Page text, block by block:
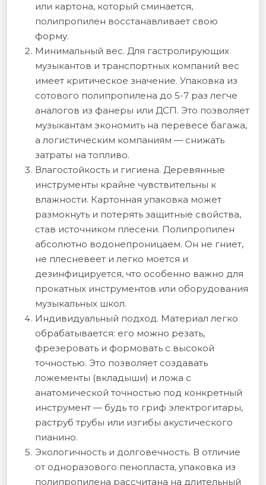
или картона, который сминается,
полипропилен восстанавливает свою
форму.
Минимальный вес. Для гастролирующих
музыкантов и транспортных компаний вес
имеет критическое значение. Упаковка из
сотового полипропилена до 5-7 раз легче
аналогов из фанеры или ДСП. Это позволяет
музыкантам экономить на перевесе багажа,
а логистическим компаниям — снижать
затраты на топливо.
Влагостойкость и гигиена. Деревянные
инструменты крайне чувствительны к
влажности. Картонная упаковка может
размокнуть и потерять защитные свойства,
став источником плесени. Полипропилен
абсолютно водонепроницаем. Он не гниет,
не плесневеет и легко моется и
дезинфицируется, что особенно важно для
прокатных инструментов или оборудования
музыкальных школ.
Индивидуальный подход. Материал легко
обрабатывается: его можно резать,
фрезеровать и формовать с высокой
точностью. Это позволяет создавать
ложементы (вкладыши) и ложа с
анатомической точностью под конкретный
инструмент — будь то гриф электрогитары,
раструб трубы или изгибы акустического
пианино.
Экологичность и долговечность. В отличие
от одноразового пенопласта, упаковка из
полипропилена рассчитана на длительный